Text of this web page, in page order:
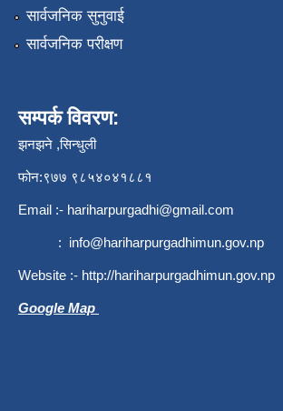
सार्वजनिक सुनुवाई
सार्वजनिक परीक्षण
सम्पर्क विवरण:
झनझने ,सिन्धुली
फोन:९७७ ९८५४०४१८८१
Email :- hariharpurgadhi@gmail.com
: info@hariharpurgadhimun.gov.np
Website :- http://hariharpurgadhimun.gov.np
Google Map